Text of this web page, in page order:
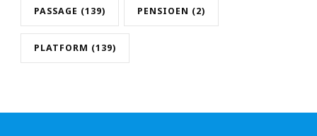
PASSAGE (139) PENSIOEN (2)
PLATFORM (139)